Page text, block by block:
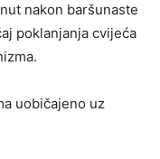
nakon baršunaste
poklanjanja cvijeća
uobičajeno uz